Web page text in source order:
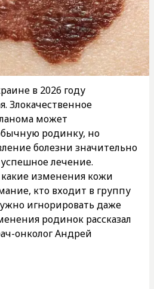
в 2026 году
Злокачественное
может
родинку, но
болезни значительно
лечение.
изменения кожи
кто входит в группу
игнорировать даже
родинок рассказал
онколог Андрей